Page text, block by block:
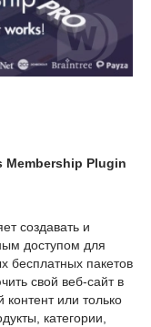
Membership Plugin
создавать и
доступом для
бесплатных пакетов
свой веб-сайт в
или только
категории,